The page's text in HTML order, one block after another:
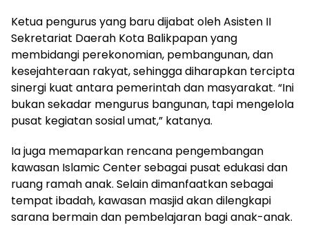
Ketua pengurus yang baru dijabat oleh Asisten II
Sekretariat Daerah Kota Balikpapan yang
membidangi perekonomian, pembangunan, dan
kesejahteraan rakyat, sehingga diharapkan tercipta
sinergi kuat antara pemerintah dan masyarakat. “Ini
bukan sekadar mengurus bangunan, tapi mengelola
pusat kegiatan sosial umat,” katanya.
Ia juga memaparkan rencana pengembangan
kawasan Islamic Center sebagai pusat edukasi dan
ruang ramah anak. Selain dimanfaatkan sebagai
tempat ibadah, kawasan masjid akan dilengkapi
sarana bermain dan pembelajaran bagi anak-anak.